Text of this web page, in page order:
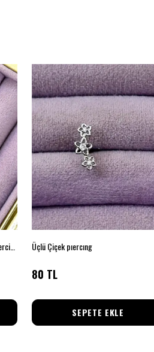
Üçlü Çiçek pıercıng
80 TL
SEPETE EKLE